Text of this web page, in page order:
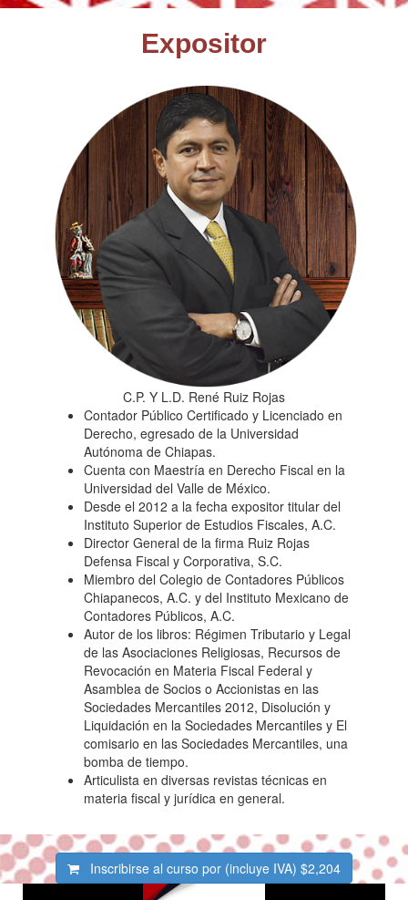
Expositor
C.P. Y L.D. René Ruiz Rojas
Contador Público Certificado y Licenciado en
Derecho, egresado de la Universidad
Autónoma de Chiapas.
Cuenta con Maestría en Derecho Fiscal en la
Universidad del Valle de México.
Desde el 2012 a la fecha expositor titular del
Instituto Superior de Estudios Fiscales, A.C.
Director General de la firma Ruiz Rojas
Defensa Fiscal y Corporativa, S.C.
Miembro del Colegio de Contadores Públicos
Chiapanecos, A.C. y del Instituto Mexicano de
Contadores Públicos, A.C.
Autor de los libros: Régimen Tributario y Legal
de las Asociaciones Religiosas, Recursos de
Revocación en Materia Fiscal Federal y
Asamblea de Socios o Accionistas en las
Sociedades Mercantiles 2012, Disolución y
Liquidación en la Sociedades Mercantiles y El
comisario en las Sociedades Mercantiles, una
bomba de tiempo.
Articulista en diversas revistas técnicas en
materia fiscal y jurídica en general.
Inscribirse al curso por (incluye IVA) $2,204